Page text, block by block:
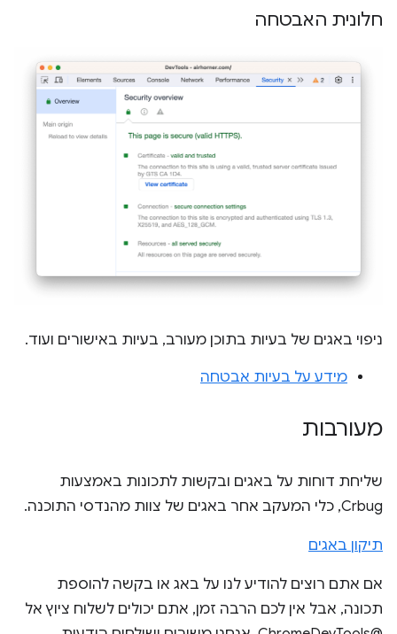
חלונית האבטחה
ניפוי באגים של בעיות בתוכן מעורב, בעיות באישורים ועוד.
מידע על בעיות אבטחה
מעורבות
שליחת דוחות על באגים ובקשות לתכונות באמצעות
Crbug, כלי המעקב אחר באגים של צוות מהנדסי התוכנה.
תיקון באגים
אם אתם רוצים להודיע לנו על באג או בקשה להוספת
תכונה, אבל אין לכם הרבה זמן, אתם יכולים לשלוח ציוץ אל